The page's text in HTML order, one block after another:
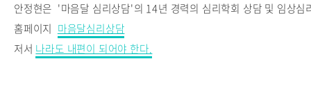
안정현은 '마음달 심리상담'의 14년 경력의 심리학회 상담 및 임상심
홈페이지 마음달심리상담
저서 나라도 내편이 되어야 한다.